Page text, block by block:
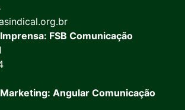
FSB Comunicação
Angular Comunicação